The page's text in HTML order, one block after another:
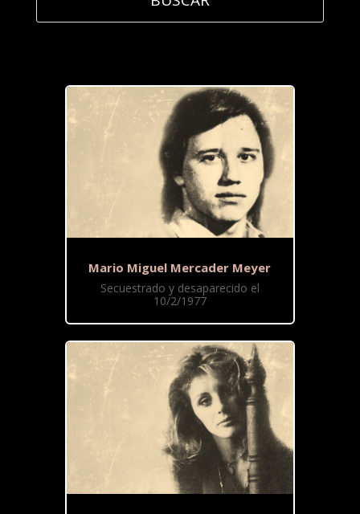
Mario Miguel Mercader Meyer
Secuestrado y desaparecido el
10/2/1977